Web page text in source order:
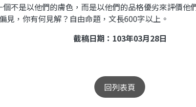
不是以他們的膚色，而是以他們的品格優劣來評價他
見，你有何見解？自由命題，文長600字以上。
截稿日期： 103年03月28日
回列表頁